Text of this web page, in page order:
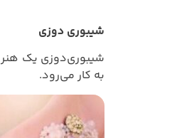
شیبوری‌ دوزی
شیبوری‌دوزی یک هنر
به کار می‌رود.